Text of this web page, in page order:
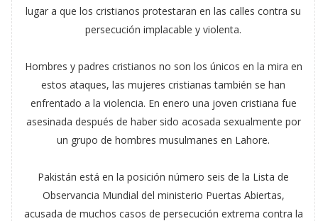
lugar a que los cristianos protestaran en las calles contra su
persecución implacable y violenta.
Hombres y padres cristianos no son los únicos en la mira en
estos ataques, las mujeres cristianas también se han
enfrentado a la violencia. En enero una joven cristiana fue
asesinada después de haber sido acosada sexualmente por
un grupo de hombres musulmanes en Lahore.
Pakistán está en la posición número seis de la Lista de
Observancia Mundial del ministerio Puertas Abiertas,
acusada de muchos casos de persecución extrema contra la